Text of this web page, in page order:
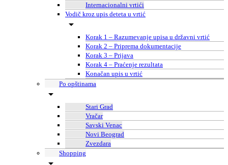
Internacionalni vrtići
Vodič kroz upis deteta u vrtić
Korak 1 – Razumevanje upisa u državni vrtić
Korak 2 – Priprema dokumentacije
Korak 3 – Prijava
Korak 4 – Praćenje rezultata
Konačan upis u vrtić
Po opštinama
Stari Grad
Vračar
Savski Venac
Novi Beograd
Zvezdara
Shopping